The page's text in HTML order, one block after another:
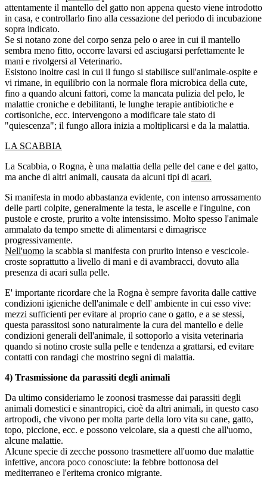
attentamente il mantello del gatto non appena questo viene introdotto
in casa, e controllarlo fino alla cessazione del periodo di incubazione
sopra indicato.
Se si notano zone del corpo senza pelo o aree in cui il mantello
sembra meno fitto, occorre lavarsi ed asciugarsi perfettamente le
mani e rivolgersi al Veterinario.
Esistono inoltre casi in cui il fungo si stabilisce sull'animale-ospite e
vi rimane, in equilibrio con la normale flora microbica della cute,
fino a quando alcuni fattori, come la mancata pulizia del pelo, le
malattie croniche e debilitanti, le lunghe terapie antibiotiche e
cortisoniche, ecc. intervengono a modificare tale stato di
"quiescenza"; il fungo allora inizia a moltiplicarsi e da la malattia.
LA SCABBIA
La Scabbia, o Rogna, è una malattia della pelle del cane e del gatto,
ma anche di altri animali, causata da alcuni tipi di acari.
Si manifesta in modo abbastanza evidente, con intenso arrossamento
delle parti colpite, generalmente la testa, le ascelle e l'inguine, con
pustole e croste, prurito a volte intensissimo. Molto spesso l'animale
ammalato da tempo smette di alimentarsi e dimagrisce
progressivamente.
Nell'uomo la scabbia si manifesta con prurito intenso e vescicole-
croste soprattutto a livello di mani e di avambracci, dovuto alla
presenza di acari sulla pelle.
E' importante ricordare che la Rogna è sempre favorita dalle cattive
condizioni igieniche dell'animale e dell' ambiente in cui esso vive:
mezzi sufficienti per evitare al proprio cane o gatto, e a se stessi,
questa parassitosi sono naturalmente la cura del mantello e delle
condizioni generali dell'animale, il sottoporlo a visita veterinaria
quando si notino croste sulla pelle e tendenza a grattarsi, ed evitare
contatti con randagi che mostrino segni di malattia.
4) Trasmissione da parassiti degli animali
Da ultimo consideriamo le zoonosi trasmesse dai parassiti degli
animali domestici e sinantropici, cioè da altri animali, in questo caso
artropodi, che vivono per molta parte della loro vita su cane, gatto,
topo, piccione, ecc. e possono veicolare, sia a questi che all'uomo,
alcune malattie.
Alcune specie di zecche possono trasmettere all'uomo due malattie
infettive, ancora poco conosciute: la febbre bottonosa del
mediterraneo e l'eritema cronico migrante.